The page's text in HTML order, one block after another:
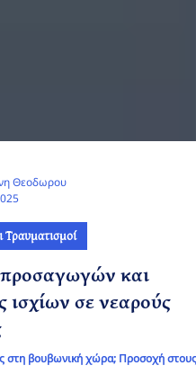
Θεοδωρου
Τραυματισμοί
και
ισχίων σε νεαρούς